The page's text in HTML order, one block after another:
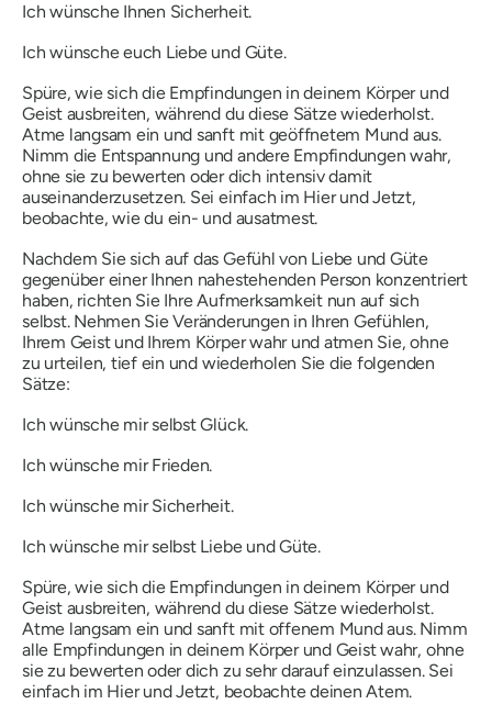
Ich wünsche Ihnen Sicherheit.
Ich wünsche euch Liebe und Güte.
Spüre, wie sich die Empfindungen in deinem Körper und
Geist ausbreiten, während du diese Sätze wiederholst.
Atme langsam ein und sanft mit geöffnetem Mund aus.
Nimm die Entspannung und andere Empfindungen wahr,
ohne sie zu bewerten oder dich intensiv damit
auseinanderzusetzen. Sei einfach im Hier und Jetzt,
beobachte, wie du ein- und ausatmest.
Nachdem Sie sich auf das Gefühl von Liebe und Güte
gegenüber einer Ihnen nahestehenden Person konzentriert
haben, richten Sie Ihre Aufmerksamkeit nun auf sich
selbst. Nehmen Sie Veränderungen in Ihren Gefühlen,
Ihrem Geist und Ihrem Körper wahr und atmen Sie, ohne
zu urteilen, tief ein und wiederholen Sie die folgenden
Sätze:
Ich wünsche mir selbst Glück.
Ich wünsche mir Frieden.
Ich wünsche mir Sicherheit.
Ich wünsche mir selbst Liebe und Güte.
Spüre, wie sich die Empfindungen in deinem Körper und
Geist ausbreiten, während du diese Sätze wiederholst.
Atme langsam ein und sanft mit offenem Mund aus. Nimm
alle Empfindungen in deinem Körper und Geist wahr, ohne
sie zu bewerten oder dich zu sehr darauf einzulassen. Sei
einfach im Hier und Jetzt, beobachte deinen Atem.